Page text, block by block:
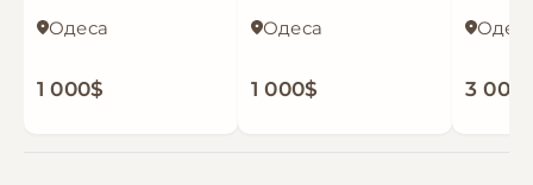
Одеса
1 000$
Одеса
1 000$ 3